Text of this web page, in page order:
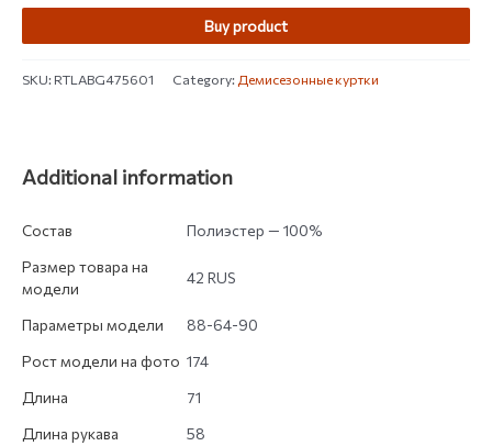
Buy product
SKU:RTLABG475601 Category: Демисезонные куртки
Additional information
Состав
Полиэстер — 100%
Размер товара на
модели
42 RUS
Параметры модели
88-64-90
Рост модели на фото 174
Длина
71
Длина рукава
58